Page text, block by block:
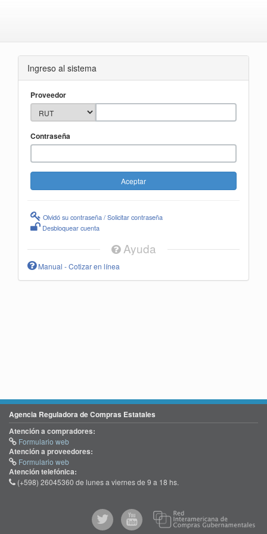
Ingreso al sistema
Proveedor
Contraseña
Olvidó su contraseña / Solicitar contraseña
Desbloquear cuenta
Ayuda
Manual - Cotizar en línea
Agencia Reguladora de Compras Estatales
Atención a compradores:
Formulario web
Atención a proveedores:
Formulario web
Atención telefónica:
(+598) 26045360 de lunes a viernes de 9 a 18 hs.
@comprasgubuy
ACCE